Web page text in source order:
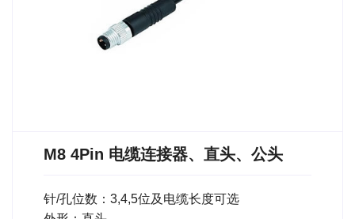
M8 4Pin 电缆连接器、直头、公头
针/孔位数：3,4,5位及电缆长度可选